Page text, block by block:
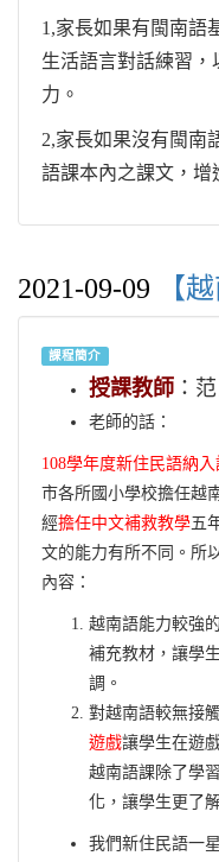
1,家長如果有閩南語
生活語言對話練習
力。
2,家長如果沒有閩南
語課本內之課文，增
2021-09-09 【
課程簡介
授課教師 ：
老師的話：
108學年度新住民語納入
市各所國小學校擔任越
經擔任中文補救教學五
文的能力有所不同。所
內容：
越南語能力較強
補充教材，讓學
調。
對越南語較無接
遊戲讓學生在遊
越南語課除了學
化，讓學生更了
我們新住民語一